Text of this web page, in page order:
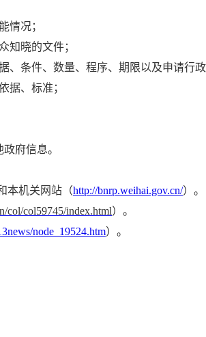
情况；
知晓的文件；
条件、数量、程序、期限以及申请行
据、标准；
府信息。
本机关网站（http://bnrp.weihai.gov.cn/）。
col/col59745/index.html）。
node_19524.htm）。